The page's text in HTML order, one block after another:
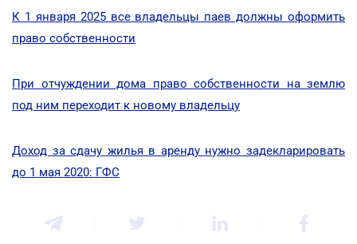
К 1 января 2025 все владельцы паев должны оформить
право собственности
При отчуждении дома право собственности на землю
под ним переходит к новому владельцу
Доход за сдачу жилья в аренду нужно задекларировать
до 1 мая 2020: ГФС